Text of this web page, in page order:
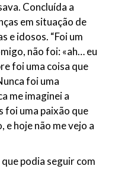
Concluída a
em situação de
e idosos. “Foi um
não foi: «ah… eu
foi uma coisa que
foi uma
me imaginei a
foi uma paixão que
e hoje não me vejo a
podia seguir com